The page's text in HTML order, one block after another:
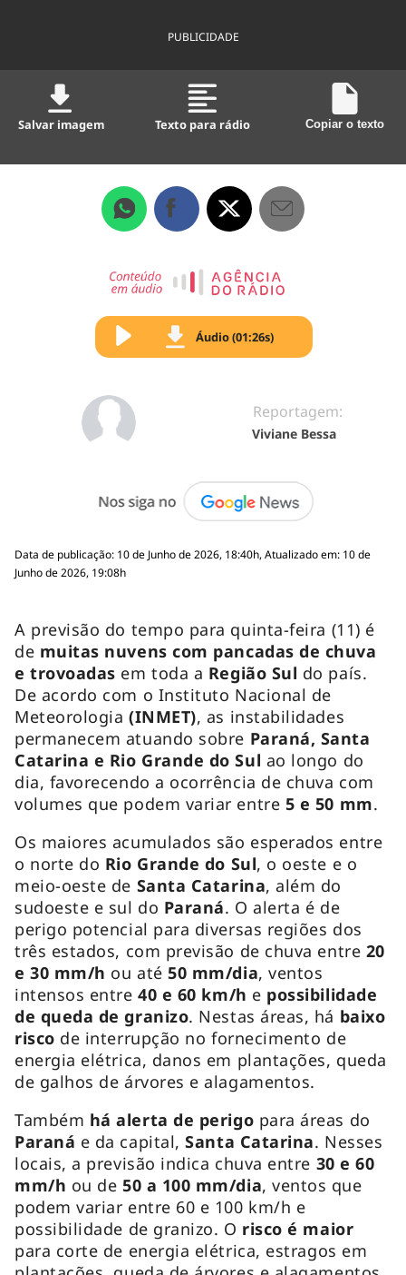
PUBLICIDADE
Salvar imagem Texto para rádio Copiar o texto
Áudio (01:26s)
Reportagem:
Viviane Bessa
Data de publicação: 10 de Junho de 2026, 18:40h, Atualizado em: 10 de
Junho de 2026, 19:08h
A previsão do tempo para quinta-feira (11) é
de muitas nuvens com pancadas de chuva
e trovoadas em toda a Região Sul do país.
De acordo com o Instituto Nacional de
Meteorologia(INMET), as instabilidades
permanecem atuando sobre Paraná, Santa
Catarina e Rio Grande do Sul ao longo do
dia, favorecendo a ocorrência de chuva com
volumes que podem variar entre 5 e 50 mm.
Os maiores acumulados são esperados entre
o norte do Rio Grande do Sul, o oeste e o
meio-oeste de Santa Catarina, além do
sudoeste e sul do Paraná. O alerta é de
perigo potencial para diversas regiões dos
três estados, com previsão de chuva entre 20
e 30 mm/h ou até50 mm/dia, ventos
intensos entre40 e 60 km/h e possibilidade
de queda de granizo. Nestas áreas, há baixo
risco de interrupção no fornecimento de
energia elétrica, danos em plantações, queda
de galhos de árvores e alagamentos.
Também há alerta de perigo para áreas do
Paraná e da capital,Santa Catarina. Nesses
locais, a previsão indica chuva entre 30 e 60
mm/h ou de 50 a 100 mm/dia, ventos que
podem variar entre 60 e 100 km/h e
possibilidade de granizo. O risco é maior
para corte de energia elétrica, estragos em